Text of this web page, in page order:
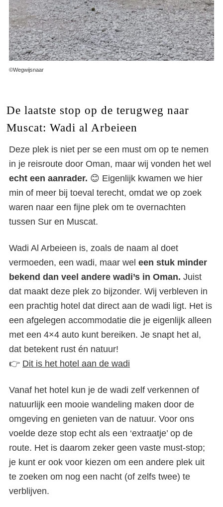
©Wegwijsnaar
De laatste stop op de terugweg naar
Muscat: Wadi al Arbeieen
Deze plek is niet per se een must om op te nemen
in je reisroute door Oman, maar wij vonden het wel
echt een aanrader. 😊 Eigenlijk kwamen we hier
min of meer bij toeval terecht, omdat we op zoek
waren naar een fijne plek om te overnachten
tussen Sur en Muscat.
Wadi Al Arbeieen is, zoals de naam al doet
vermoeden, een wadi, maar wel een stuk minder
bekend dan veel andere wadi’s in Oman. Juist
dat maakt deze plek zo bijzonder. Wij verbleven in
een prachtig hotel dat direct aan de wadi ligt. Het is
een afgelegen accommodatie die je eigenlijk alleen
met een 4×4 auto kunt bereiken. Je snapt het al,
dat betekent rust én natuur!
👉 Dit is het hotel aan de wadi
Vanaf het hotel kun je de wadi zelf verkennen of
natuurlijk een mooie wandeling maken door de
omgeving en genieten van de natuur. Voor ons
voelde deze stop echt als een ‘extraatje’ op de
route. Het is daarom zeker geen vaste must-stop;
je kunt er ook voor kiezen om een andere plek uit
te zoeken om nog een nacht (of zelfs twee) te
verblijven.